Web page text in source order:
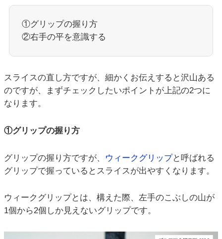
①グリップの握り方
②右手の平を意識する
スライスの直し方ですが、細かくお伝えすると沢山ある
のですが、まずチェックしたいポイントが上記の2つに
なります。
①グリップの握り方
グリップの握り方ですが、 ウィークグリップと呼ばれる
グリップで握っているとスライスが出やすくなります。
ウィークグリップとは、構えた際、左手のこぶしの山が
1個から2個しか見えないグリップです。